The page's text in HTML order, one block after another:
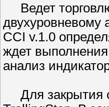
Ведет
двухуровневому
CCI v.1.0
ждет
анализ
Для закрытия